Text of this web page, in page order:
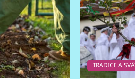
TRADICE A